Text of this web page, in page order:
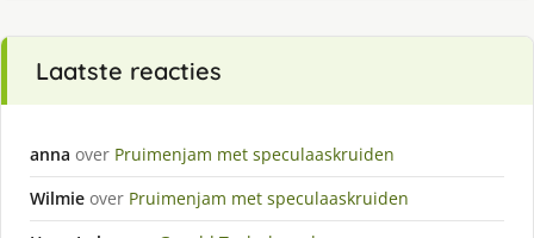
Laatste reacties
anna over Pruimenjam met speculaaskruiden
Wilmie over Pruimenjam met speculaaskruiden